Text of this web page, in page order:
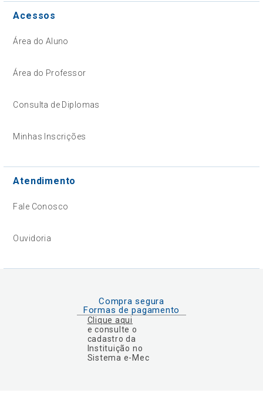
Acessos
Área do Aluno
Área do Professor
Consulta de Diplomas
Minhas Inscrições
Atendimento
Fale Conosco
Ouvidoria
Compra segura
Formas de pagamento
Clique aqui
e consulte o
cadastro da
Instituição no
Sistema e-Mec